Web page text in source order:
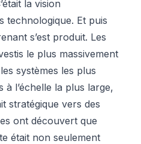
la vision
technologique. Et puis
s’est produit. Les
le plus massivement
systèmes les plus
à l’échelle la plus large,
stratégique vers des
ont découvert que
était non seulement